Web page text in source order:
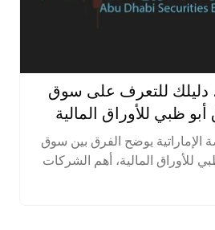
دليلك للتعرف على سوق
ظبي للأوراق المالية
يوضح الفرق بين سوق
للأوراق المالية، أهم الشركات
ساعات التداول، وخطوات